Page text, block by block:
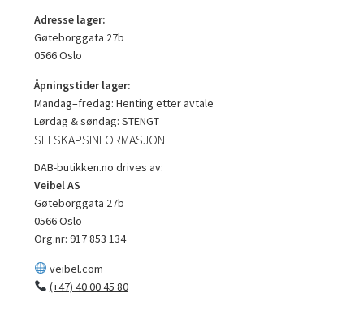
Adresse lager:
Gøteborggata 27b
0566 Oslo
Åpningstider lager:
Mandag–fredag: Henting etter avtale
Lørdag & søndag: STENGT
SELSKAPSINFORMASJON
DAB-butikken.no drives av:
Veibel AS
Gøteborggata 27b
0566 Oslo
Org.nr: 917 853 134
veibel.com
(+47) 40 00 45 80